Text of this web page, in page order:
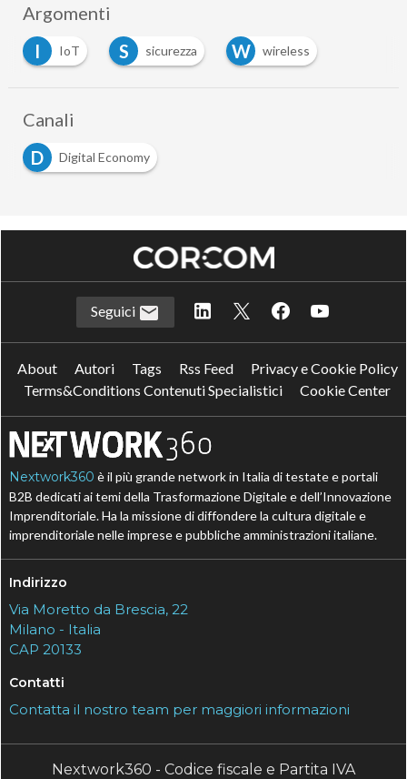
Argomenti
I
IoT S sicurezza W wireless
Canali
D
Digital Economy
Seguici
About Autori Tags Rss Feed
Privacy e Cookie Policy
Terms&Conditions Contenuti Specialistici
Cookie Center
Nextwork360 è il più grande network in Italia di testate e portali
B2B dedicati ai temi della Trasformazione Digitale e dell’Innovazione
Imprenditoriale. Ha la missione di diffondere la cultura digitale e
imprenditoriale nelle imprese e pubbliche amministrazioni italiane.
Indirizzo
Via Moretto da Brescia, 22
Milano - Italia
CAP 20133
Contatti
Contatta il nostro team per maggiori informazioni
Nextwork360 - Codice fiscale e Partita IVA